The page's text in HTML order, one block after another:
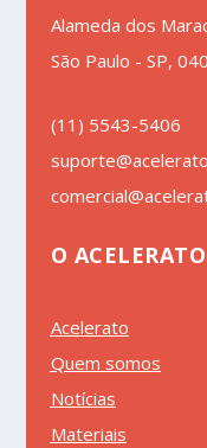
Alameda dos
São Paulo - SP,
(11) 5543-5406
O ACELERATO
Acelerato
Quem somos
Notícias
Materiais